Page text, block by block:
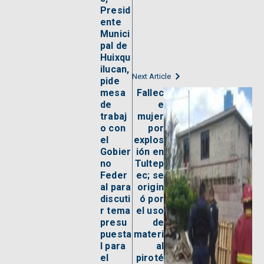
Presid
ente
Munici
pal de
Huixqu
ilucan,
pide
mesa
de
trabaj
o con
el
Gobier
no
Feder
al para
discuti
r tema
presu
puesta
l para
el
Next Article
Fallec
e
mujer
por
explos
ión en
Tultep
ec; se
origin
ó por
el uso
de
materi
al
piroté